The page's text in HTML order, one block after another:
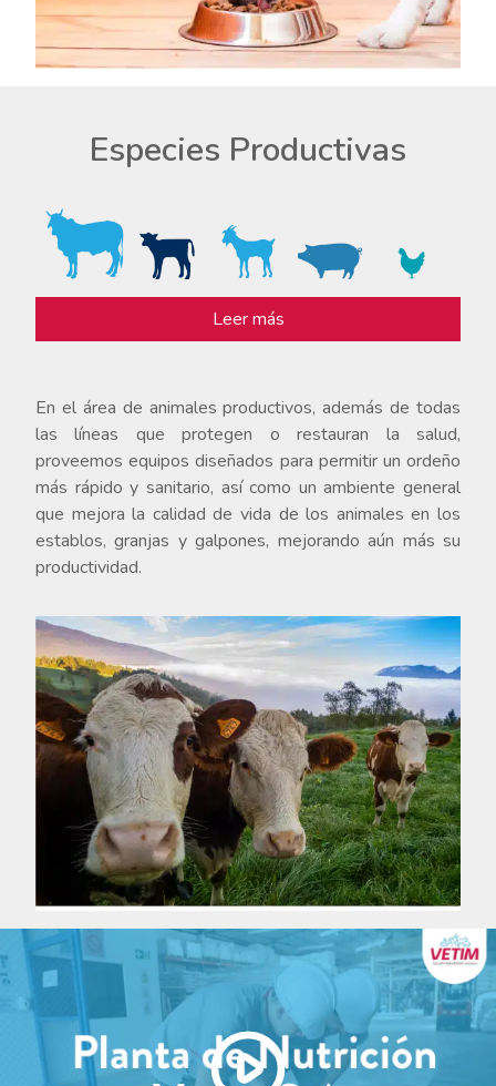
Especies Productivas
En el área de animales productivos, además de todas
las líneas que protegen o restauran la salud,
proveemos equipos diseñados para permitir un ordeño
más rápido y sanitario, así como un ambiente general
que mejora la calidad de vida de los animales en los
establos, granjas y galpones, mejorando aún más su
productividad.
Leer más